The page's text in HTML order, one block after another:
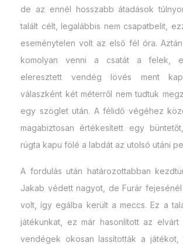
de az ennél hosszabb átadások
talált célt, legalábbis nem csapatbelit,
eseménytelen volt az első fél óra.
komolyan venni a csatát a felek,
eleresztett vendég lövés ment
válaszként két méterről nem tudtuk
egy szöglet után. A félidő végéhez
magabiztosan értékesített egy
rúgta kapu fölé a labdát az utolsó utáni
A fordulás után határozottabban
Jakab védett nagyot, de Furár
volt, így egálba került a meccs. Ez a
játékunkat, ez már hasonlított az
vendégek okosan lassították a játékot,